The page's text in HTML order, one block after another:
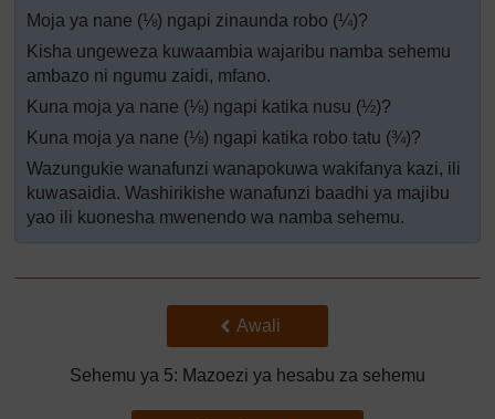
Moja ya nane (⅛) ngapi zinaunda robo (¼)?
Kisha ungeweza kuwaambia wajaribu namba sehemu
ambazo ni ngumu zaidi, mfano.
Kuna moja ya nane (⅛) ngapi katika nusu (½)?
Kuna moja ya nane (⅛) ngapi katika robo tatu (¾)?
Wazungukie wanafunzi wanapokuwa wakifanya kazi, ili
kuwasaidia. Washirikishe wanafunzi baadhi ya majibu
yao ili kuonesha mwenendo wa namba sehemu.
Back to previous page
Awali
Sehemu ya 5: Mazoezi ya hesabu za sehemu